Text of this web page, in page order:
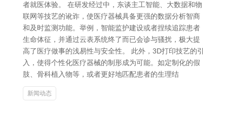
者就医体验。 在研发经过中，东谈主工智能、大数据和物
联网等技艺的讹诈，使医疗器械具备更强的数据分析智商
和及时监测功能。举例，智能监护建设或者捏续追踪患者
生命体征，并通过云表系统终了而已会诊与骚扰，极大提
高了医疗做事的浅易性与安全性。 此外，3D打印技艺的引
入，使得个性化医疗器械的制形成为可能。如定制化的假
肢、骨科植入物等，或者更好地匹配患者的生理结
新闻动态